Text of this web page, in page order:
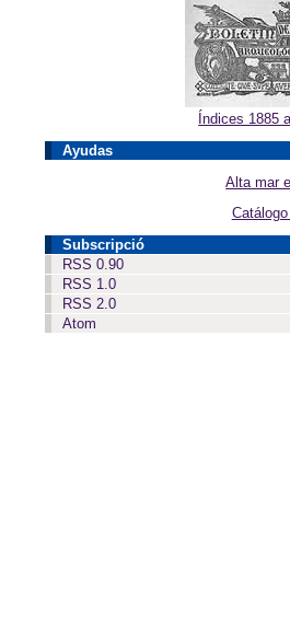
Índices 1885
Ayudas
Alta mar
Subscripció
RSS 0.90
RSS 1.0
RSS 2.0
Atom